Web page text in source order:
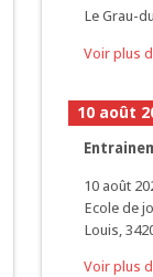
Le Grau-
Voir plus
10 août
10 août
Ecole de
Louis,
Voir plus